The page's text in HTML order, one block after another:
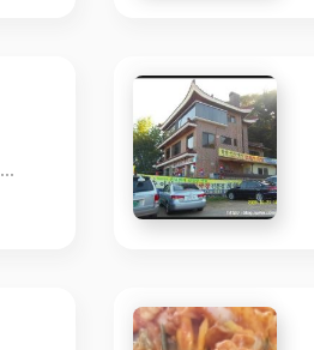
가격대비는 맛집이네요 만두전골맛나더라구요 찾아가서먹을집은아니지만 가는길에들르시면갠춘